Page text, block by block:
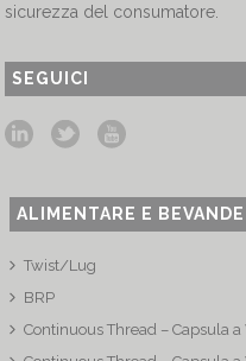
sicurezza del consumatore.
SEGUICI
ALIMENTARE E BEVANDE
Twist/Lug
BRP
Continuous Thread – Capsula